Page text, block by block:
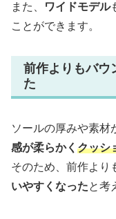
また、 ワイドモデル
ことができます。
前作よりもバウ
た
ソールの厚みや素材
感が柔らかく クッシ
そのため、前作より
いやす くなったと考